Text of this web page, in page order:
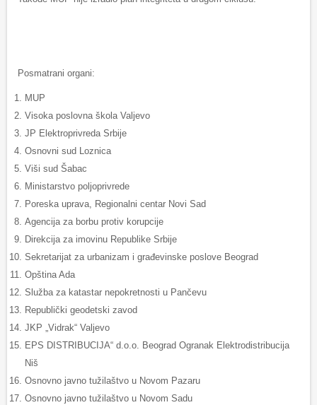
Posmatrani organi:
MUP
Visoka poslovna škola Valjevo
JP Elektroprivreda Srbije
Osnovni sud Loznica
Viši sud Šabac
Ministarstvo poljoprivrede
Poreska uprava, Regionalni centar Novi Sad
Agencija za borbu protiv korupcije
Direkcija za imovinu Republike Srbije
Sekretarijat za urbanizam i građevinske poslove Beograd
Opština Ada
Služba za katastar nepokretnosti u Pančevu
Republički geodetski zavod
JKP „Vidrak“ Valjevo
EPS DISTRIBUCIJA“ d.o.o. Beograd Ogranak Elektrodistribucija
Niš
Osnovno javno tužilaštvo u Novom Pazaru
Osnovno javno tužilaštvo u Novom Sadu